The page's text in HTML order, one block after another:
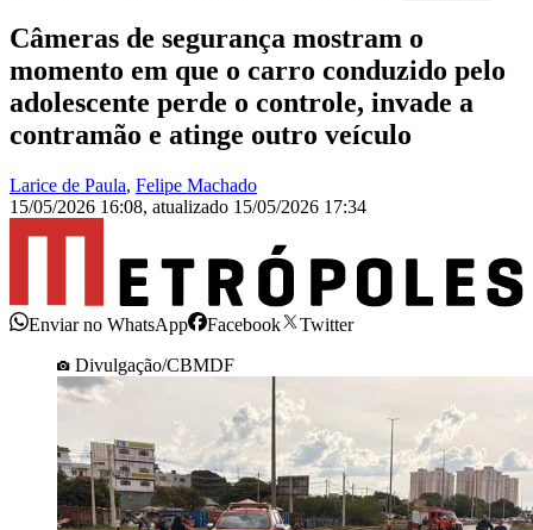
Câmeras de segurança mostram o
momento em que o carro conduzido pelo
adolescente perde o controle, invade a
contramão e atinge outro veículo
Larice de Paula, Felipe Machado
15/05/2026 16:08, atualizado 15/05/2026 17:34
Enviar no WhatsApp Facebook
Twitter
Divulgação/CBMDF